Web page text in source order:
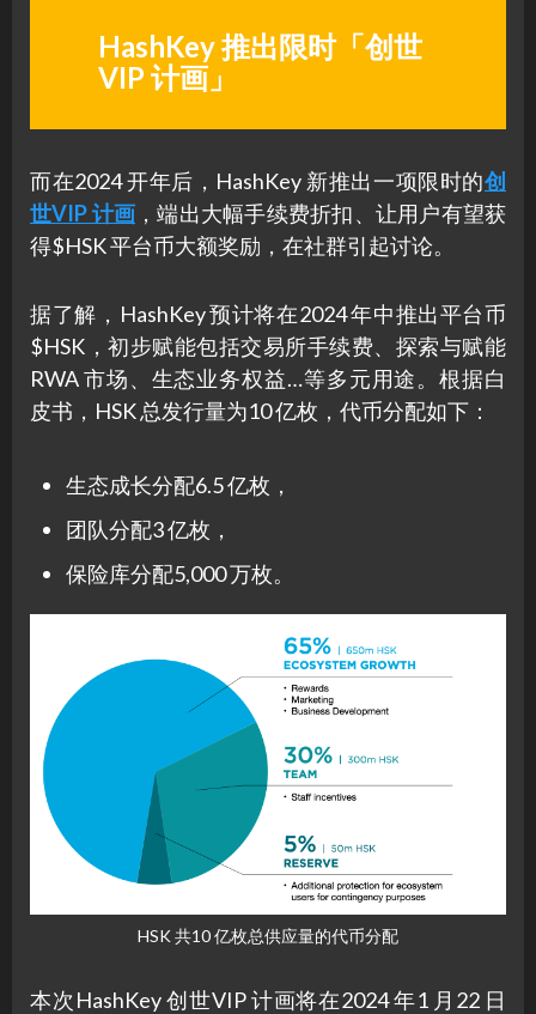
HashKey 推出限时「创世
VIP 计画」
而在2024 开年后，HashKey 新推出一项限时的创
世VIP 计画 ，端出大幅手续费折扣、让用户有望获
得$HSK 平台币大额奖励，在社群引起讨论。
据了解，HashKey 预计将在2024 年中推出平台币
$HSK，初步赋能包括交易所手续费、探索与赋能
RWA 市场、生态业务权益…等多元用途。根据白
皮书，HSK 总发行量为10 亿枚，代币分配如下：
生态成长分配6.5 亿枚，
团队分配3 亿枚，
保险库分配5,000 万枚。
HSK 共10 亿枚总供应量的代币分配
本次HashKey 创世VIP 计画将在2024 年1 月22 日